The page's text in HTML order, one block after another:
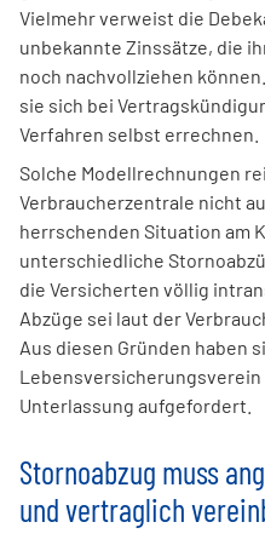
Vielmehr verweist die
unbekannte Zinssätze, die
noch nachvollziehen
sie sich bei
Verfahren selbst errechnen.
Solche Modellrechnungen
Verbraucherzentrale nicht
herrschenden Situation am
unterschiedliche
die Versicherten völlig
Abzüge sei laut der
Aus diesen Gründen haben
Lebensversicherungsverein
Unterlassung aufgefordert.
Stornoabzug muss
und vertraglich